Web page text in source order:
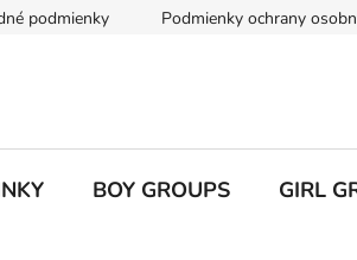
podmienky Podmienky ochrany
BOY GROUPS GIRL